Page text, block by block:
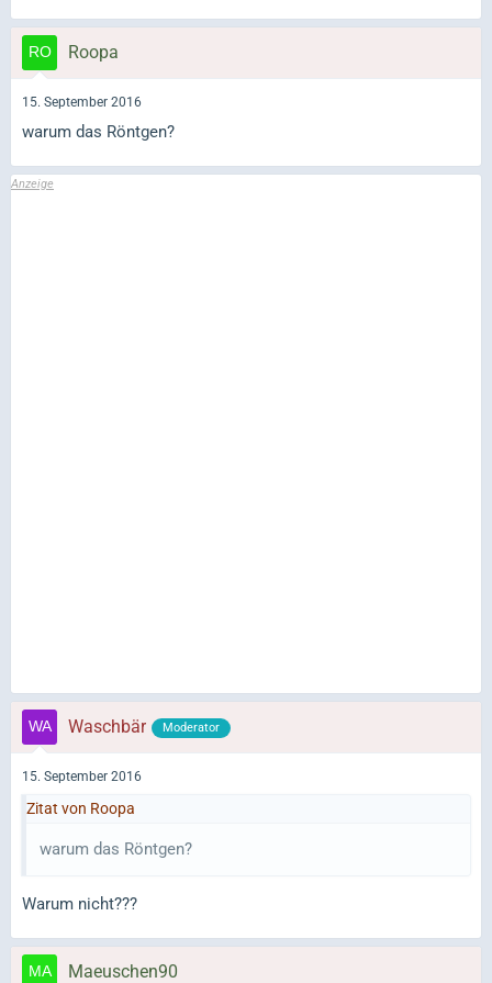
Roopa
15. September 2016
warum das Röntgen?
Waschbär Moderator
15. September 2016
Zitat von Roopa
warum das Röntgen?
Warum nicht???
Maeuschen90